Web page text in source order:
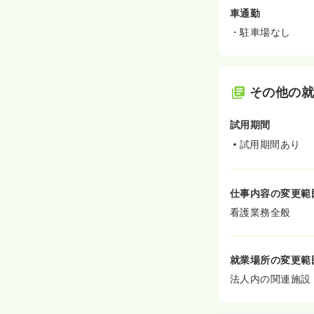
車通勤
・駐車場なし
その他の
試用期間
試用期間あり
仕事内容の変更範
看護業務全般
就業場所の変更範
法人内の関連施設